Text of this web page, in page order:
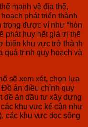
mạnh về địa thế,
phát triển thành
được ví như “hòn
phát huy hết giá trị thế
biến khu vực trở thành
quá trình quy hoạch và
sẽ xem xét, chọn lựa
án điều chỉnh quy
đề án đầu tư xây dựng
khu vực kế cận như
các khu vực dọc sông